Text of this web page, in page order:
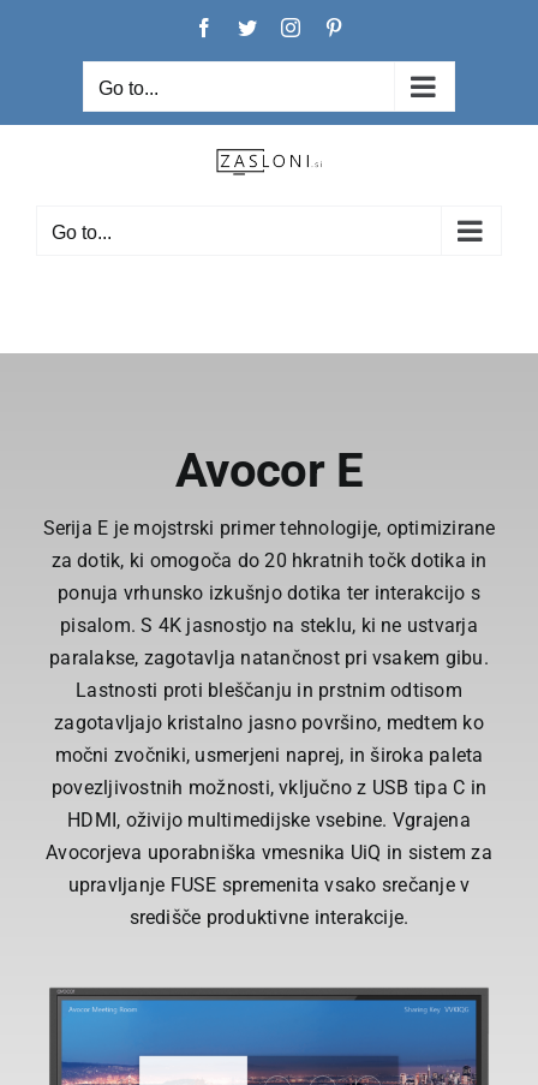
Facebook
TwitterInstagram
Go to...
Go to...
Avocor E
Serija E je mojstrski primer tehnologije, optimizirane
za dotik, ki omogoča do 20 hkratnih točk dotika in
ponuja vrhunsko izkušnjo dotika ter interakcijo s
pisalom. S 4K jasnostjo na steklu, ki ne ustvarja
paralakse, zagotavlja natančnost pri vsakem gibu.
Lastnosti proti bleščanju in prstnim odtisom
zagotavljajo kristalno jasno površino, medtem ko
močni zvočniki, usmerjeni naprej, in široka paleta
povezljivostnih možnosti, vključno z USB tipa C in
HDMI, oživijo multimedijske vsebine. Vgrajena
Avocorjeva uporabniška vmesnika UiQ in sistem za
upravljanje FUSE spremenita vsako srečanje v
središče produktivne interakcije.